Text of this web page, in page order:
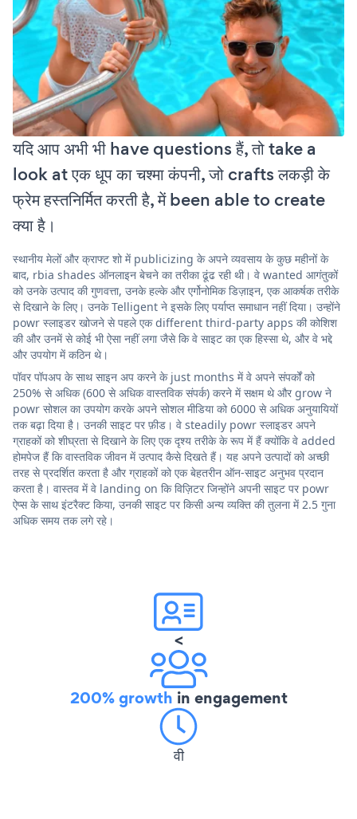
यदि आप अभी भी have questions हैं, तो take a
look at एक धूप का चश्मा कंपनी, जो crafts लकड़ी के
फ्रेम हस्तनिर्मित करती है, में been able to create
क्या है।
स्थानीय मेलों और क्राफ्ट शो में publicizing के अपने व्यवसाय के कुछ महीनों के
बाद, rbia shades ऑनलाइन बेचने का तरीका ढूंढ रही थी। वे wanted आगंतुकों
को उनके उत्पाद की गुणवत्ता, उनके हल्के और एर्गोनोमिक डिज़ाइन, एक आकर्षक तरीके
से दिखाने के लिए। उनके Telligent ने इसके लिए पर्याप्त समाधान नहीं दिया। उन्होंने
powr स्लाइडर खोजने से पहले एक different third-party apps की कोशिश
की और उनमें से कोई भी ऐसा नहीं लगा जैसे कि वे साइट का एक हिस्सा थे, और वे भद्दे
और उपयोग में कठिन थे।
पॉवर पॉपअप के साथ साइन अप करने के just months में वे अपने संपर्कों को
250% से अधिक (600 से अधिक वास्तविक संपर्क) करने में सक्षम थे और grow ने
powr सोशल का उपयोग करके अपने सोशल मीडिया को 6000 से अधिक अनुयायियों
तक बढ़ा दिया है। उनकी साइट पर फ़ीड। वे steadily powr स्लाइडर अपने
ग्राहकों को शीघ्रता से दिखाने के लिए एक दृश्य तरीके के रूप में हैं क्योंकि वे added
होमपेज हैं कि वास्तविक जीवन में उत्पाद कैसे दिखते हैं। यह अपने उत्पादों को अच्छी
तरह से प्रदर्शित करता है और ग्राहकों को एक बेहतरीन ऑन-साइट अनुभव प्रदान
करता है। वास्तव में वे landing on कि विज़िटर जिन्होंने अपनी साइट पर powr
ऐप्स के साथ इंटरैक्ट किया, उनकी साइट पर किसी अन्य व्यक्ति की तुलना में 2.5 गुना
अधिक समय तक लगे रहे।
<
200% growth in engagement
वी